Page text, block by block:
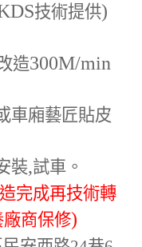
技術提供)
造300M/min
車廂藝匠貼皮
裝,試車。
完成再技術轉
商保修)